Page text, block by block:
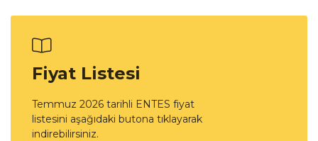
Fiyat Listesi
Temmuz 2026 tarihli ENTES fiyat
listesini aşağıdaki butona tıklayarak
indirebilirsiniz.